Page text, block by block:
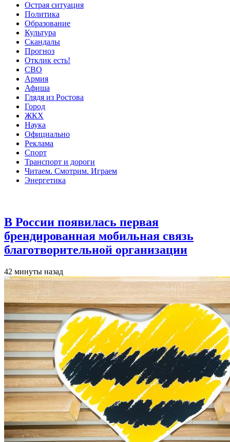
Острая ситуация
Политика
Образование
Культура
Скандалы
Прогноз
Отклик есть!
СВО
Армия
Афиша
Глядя из Ростова
Город
ЖКХ
Наука
Официально
Реклама
Спорт
Транспорт и дороги
Читаем. Смотрим. Играем
Энергетика
В России появилась первая
брендированная мобильная связь
благотворительной организации
42 минуты назад